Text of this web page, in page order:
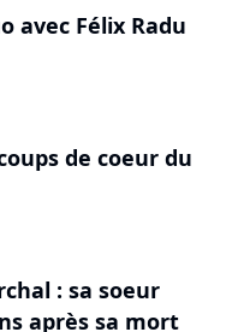
avec Félix Radu
de coeur du
: sa soeur
après sa mort